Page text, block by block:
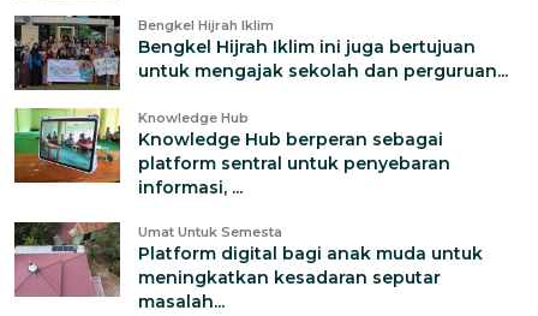
Bengkel Hijrah Iklim
Bengkel Hijrah Iklim ini juga bertujuan
untuk mengajak sekolah dan perguruan...
Knowledge Hub
Knowledge Hub berperan sebagai
platform sentral untuk penyebaran
informasi, ...
Umat Untuk Semesta
Platform digital bagi anak muda untuk
meningkatkan kesadaran seputar
masalah...